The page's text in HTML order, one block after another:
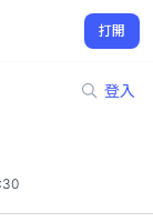
打開
登入